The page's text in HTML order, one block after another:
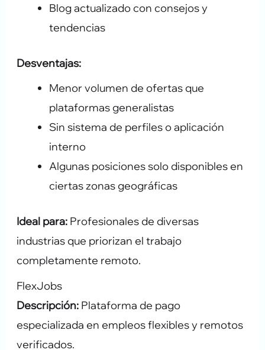
Blog actualizado con consejos y
tendencias
Desventajas:
Menor volumen de ofertas que
plataformas generalistas
Sin sistema de perfiles o aplicación
interno
Algunas posiciones solo disponibles en
ciertas zonas geográficas
Ideal para: Profesionales de diversas
industrias que priorizan el trabajo
completamente remoto.
FlexJobs
Descripción: Plataforma de pago
especializada en empleos flexibles y remotos
verificados.